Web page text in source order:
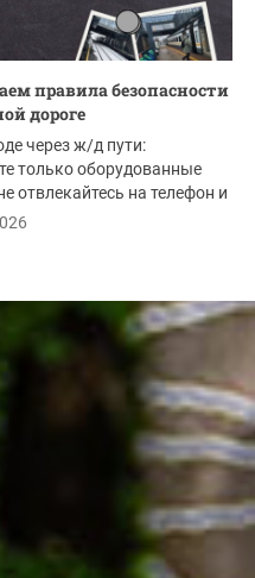
правила безопасности
дороге
через ж/д пути:
только оборудованные
отвлекайтесь на телефон и